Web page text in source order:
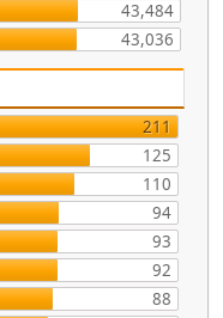
43,484
43,036
211
125
110
94
93
92
88